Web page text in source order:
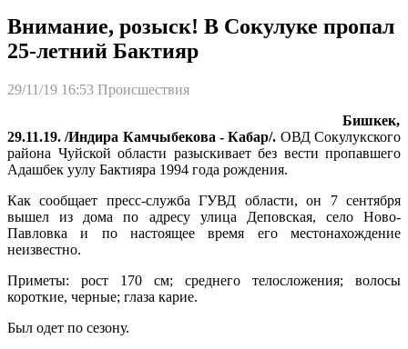
Внимание, розыск! В Сокулуке пропал
25-летний Бактияр
29/11/19 16:53 Происшествия
Бишкек,
29.11.19. /Индира Камчыбекова - Кабар/. ОВД Сокулукского
района Чуйской области разыскивает без вести пропавшего
Адашбек уулу Бактияра 1994 года рождения.
Как сообщает пресс-служба ГУВД области, он 7 сентября
вышел из дома по адресу улица Деповская, село Ново-
Павловка и по настоящее время его местонахождение
неизвестно.
Приметы: рост 170 см; среднего телосложения; волосы
короткие, черные; глаза карие.
Был одет по сезону.